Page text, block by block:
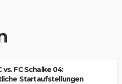
vs. FC Schalke 04:
Startaufstellungen